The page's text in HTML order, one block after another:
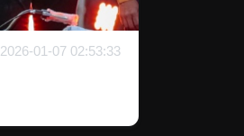
2026-01-07 02:53:33